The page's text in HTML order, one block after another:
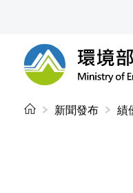
環境部新
新聞發布 績